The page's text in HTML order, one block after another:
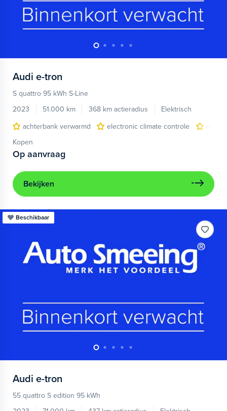
Audi e-tron
S quattro 95 kWh S-Line
2023
51.000 km 368 km actieradius
Elektrisch
achterbank verwarmd
electronic climate controle
Kopen
Op aanvraag
Bekijken
Beschikbaar
Audi e-tron
55 quattro S edition 95 kWh